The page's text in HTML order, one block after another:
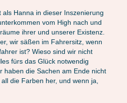
Hanna in dieser Inszenierung
vom High nach und
ihrer und unserer Existenz.
wir säßen im Fahrersitz, wenn
ist? Wieso sind wir nicht
fürs das Glück notwendig
haben die Sachen am Ende nicht
die Farben her, und wenn ja,